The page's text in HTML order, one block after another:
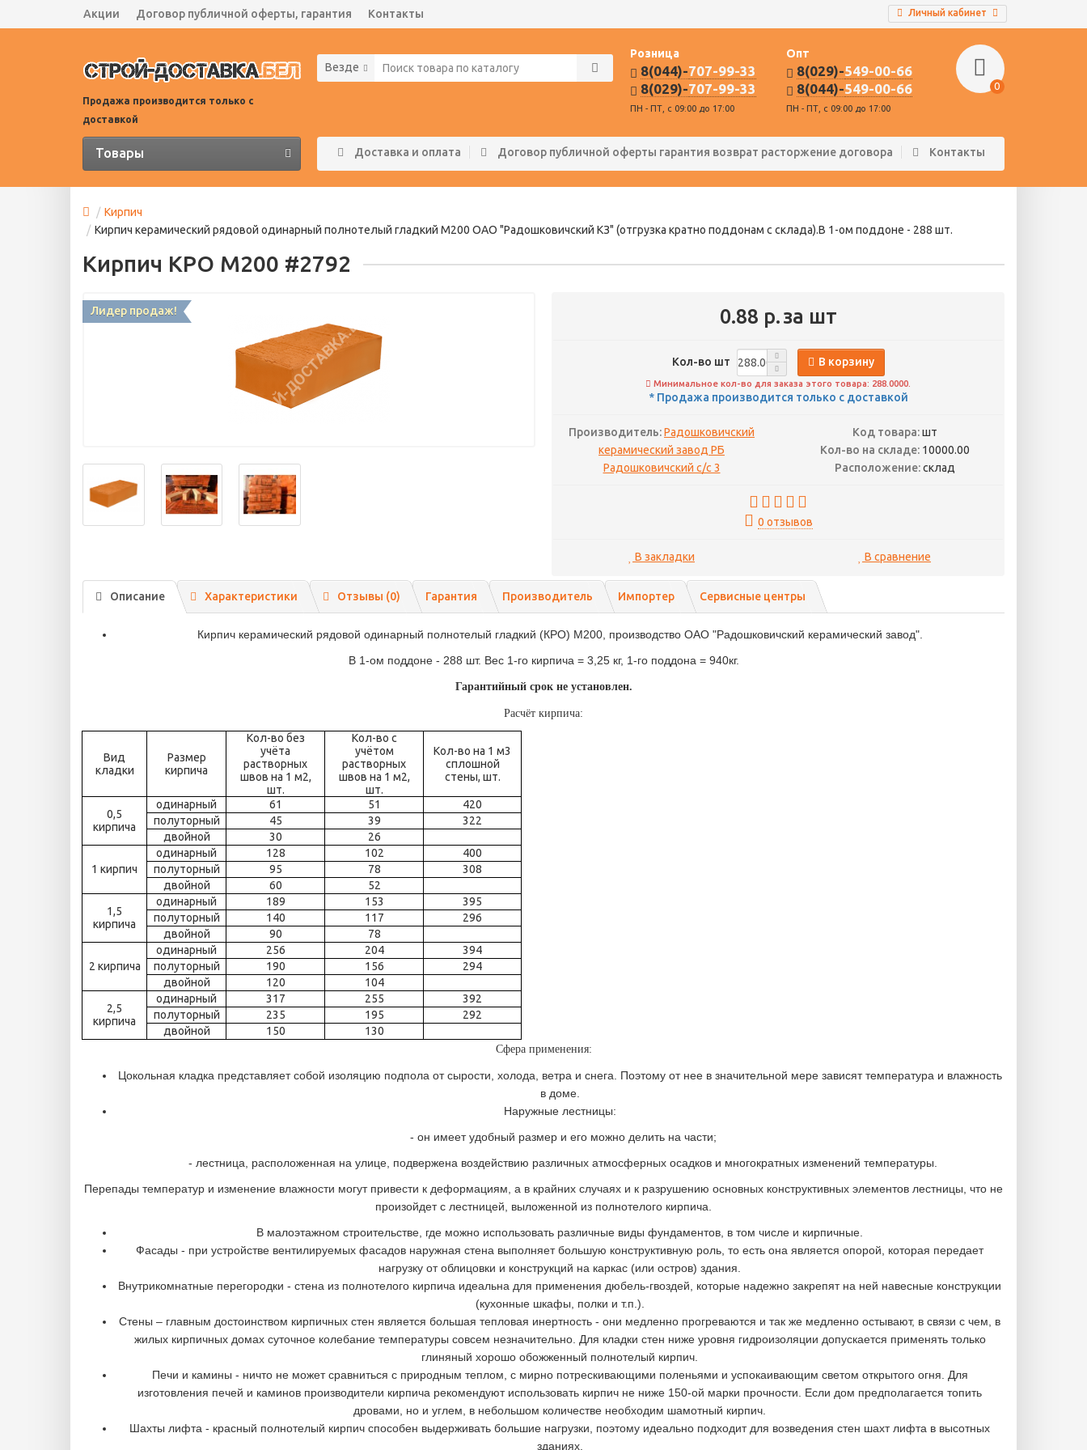
Личный кабинет
Акции Договор публичной оферты, гарантия Контакты
Продажа производится только с
доставкой
Розница
8(044)-707-99-33
8(029)-707-99-33
ПН - ПТ, с 09:00 до 17:00
Опт
8(029)-549-00-66
8(044)-549-00-66
ПН - ПТ, с 09:00 до 17:00
0
Везде
Доставка и оплата Договор публичной оферты гарантия возврат расторжение договора Контакты
Товары
Кирпич
Кирпич керамический рядовой одинарный полнотелый гладкий М200 ОАО "Радошковичский КЗ" (отгрузка кратно поддонам с склада).В 1-ом поддоне - 288 шт.
Кирпич КРО М200 #2792
Лидер продаж! 0.88 р.за шт
Кол-во шт В корзину
Минимальное кол-во для заказа этого товара: 288.0000.
* Продажа производится только с доставкой
Производитель:Радошковичский
керамический завод РБ
Радошковичский с/с 3
Код товара: шт
Кол-во на складе:10000.00
Расположение:склад
0 отзывов
В закладки В сравнение
Описание Характеристики Отзывы (0) Гарантия Производитель Импортер Сервисные центры
Кирпич керамический рядовой одинарный полнотелый гладкий (КРО) М200, производство ОАО "Радошковичский керамический завод".
В 1-ом поддоне - 288 шт. Вес 1-го кирпича = 3,25 кг, 1-го поддона = 940кг.
Гарантийный срок не установлен.
Расчёт кирпича:
Вид
кладки
Размер
кирпича
Кол-во без
учёта
растворных
швов на 1 м2,
шт.
Кол-во с
учётом
растворных
швов на 1 м2,
шт.
Кол-во на 1 м3
сплошной
стены, шт.
0,5
кирпича
одинарный 61 51
420
полуторный
45 39
322
двойной
30 26
1 кирпич
одинарный 128 102
400
полуторный
95 78
308
двойной
60
52
1,5
кирпича
одинарный 189 153
395
полуторный
140 117
296
двойной
90 78
2 кирпича
одинарный 256 204
394
полуторный
190 156
294
двойной
120
104
2,5
кирпича
одинарный 317 255
392
полуторный
235 195
292
двойной
150 130
Сфера применения:
Цокольная кладка представляет собой изоляцию подпола от сырости, холода, ветра и снега. Поэтому от нее в значительной мере зависят температура и влажность
в доме.
Наружные лестницы:
- он имеет удобный размер и его можно делить на части;
- лестница, расположенная на улице, подвержена воздействию различных атмосферных осадков и многократных изменений температуры.
Перепады температур и изменение влажности могут привести к деформациям, а в крайних случаях и к разрушению основных конструктивных элементов лестницы, что не
произойдет с лестницей, выложенной из полнотелого кирпича.
В малоэтажном строительстве, где можно использовать различные виды фундаментов, в том числе и кирпичные.
Фасады - при устройстве вентилируемых фасадов наружная стена выполняет большую конструктивную роль, то есть она является опорой, которая передает
нагрузку от облицовки и конструкций на каркас (или остров) здания.
Внутрикомнатные перегородки - стена из полнотелого кирпича идеальна для применения дюбель-гвоздей, которые надежно закрепят на ней навесные конструкции
(кухонные шкафы, полки и т.п.).
Стены – главным достоинством кирпичных стен является большая тепловая инертность - они медленно прогреваются и так же медленно остывают, в связи с чем, в
жилых кирпичных домах суточное колебание температуры совсем незначительно. Для кладки стен ниже уровня гидроизоляции допускается применять только
глиняный хорошо обожженный полнотелый кирпич.
Печи и камины - ничто не может сравниться с природным теплом, с мирно потрескивающими поленьями и успокаивающим светом открытого огня. Для
изготовления печей и каминов производители кирпича рекомендуют использовать кирпич не ниже 150-ой марки прочности. Если дом предполагается топить
дровами, но и углем, в небольшом количестве необходим шамотный кирпич.
Шахты лифта - красный полнотелый кирпич способен выдерживать большие нагрузки, поэтому идеально подходит для возведения стен шахт лифта в высотных
зданиях.